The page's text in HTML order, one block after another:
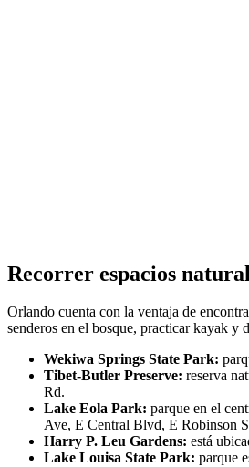
Recorrer espacios
Orlando cuenta con la ventaja de
senderos en el bosque, practicar kayak y
Wekiwa Springs State Park:
Tibet-Butler Preserve: reserva
Rd.
Lake Eola Park: parque en el
Ave, E Central Blvd, E Robinson
Harry P. Leu Gardens: está
Lake Louisa State Park: parque